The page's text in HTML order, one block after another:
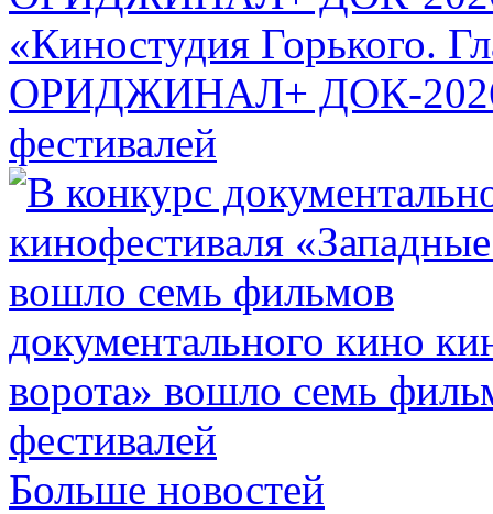
«Киностудия Горького.
ОРИДЖИНАЛ+ ДОК-
фестивалей
документального кино
ворота» вошло семь
фестивалей
Больше новостей